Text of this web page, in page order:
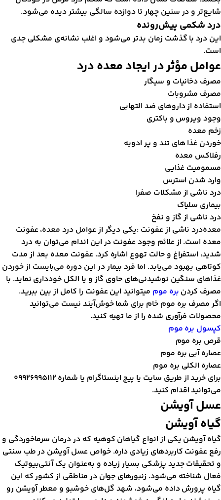
و در سنین چهار تا دوازده سالگی بیشتر دیده می‌شود.
شکمی پیشرونده
درد با گذشت زمان بدتر می‌شود و اغلب نشانه‌ی مشکلی جدی
مؤثر در ایجاد معده درد
دخانیات و سیگار
مشروبات
از داروهای ضد التهابی
ویروس و باکتری
معده
غذا های تند و پر ادویه
معده
غذایی
شدن استرس
ناشی از مشکلات صفرا
سلیاک
ناشی از گاز و نفخ
ناشی از عفونت :یکی دیگر از عوامل درد معده، عفونت
است. از علائم وجود عفونت در این اندام می‌توان به درد
استفراغ و حالت تهوع اشاره کرد. عفونت معده بعد از مدت
بهبود می‌یابد. اما فرد بیمار در این دوره می‌بایست از خوردن
سنگین نوشیدنی‌های حاوی گاز و یا الکل خودداری نماید. با
کردن بره موممیتوانید این عفونت را کامل از بین ببرید.
مصرف بره موم خام برای شما خوش‌آیند نیست می‌توانید
فرآوری شده را از ما تهیه کنید.
بره موم
بره موم
آبی بره موم
الکلی بره موم
برای خرید از طریق سایت یا پیج اینستاگرام یا شماره 09926995112
اقدام کنید.
آویشن
آویشن
آویشن یکی از انواع گیاهان کوهیه که در درمان سرماخوردگی و
عفونت‌ کاربردهای زیادی داره. خواص عسل آویشن در طب سنتی
تحقیقات جدید پزشکی بسیار زیاده و به‌عنوان یک آنتی‌بیوتیک
شناخته می‌شود. زنبورهای جوان در مناطقی از کشور که این
پرورش داده می‌شود، شهد گل‌های خوشبو و معطر آویشن رو